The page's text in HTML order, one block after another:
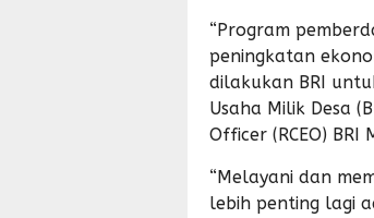
“Program
peningkatan
dilakukan BRI
Usaha Milik Desa
Officer (RCEO) BRI
“Melayani dan
lebih penting lagi